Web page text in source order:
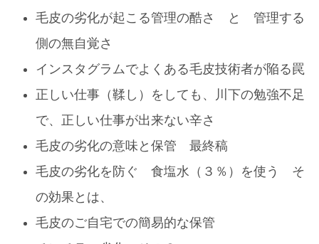
毛皮の劣化が起こる管理の酷さ と 管理する
側の無自覚さ
インスタグラムでよくある毛皮技術者が陥る罠
正しい仕事（鞣し）をしても、川下の勉強不足
で、正しい仕事が出来ない辛さ
毛皮の劣化の意味と保管 最終稿
毛皮の劣化を防ぐ 食塩水（３％）を使う そ
の効果とは、
毛皮のご自宅での簡易的な保管